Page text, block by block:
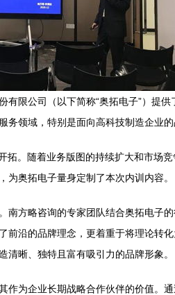
限公司（以下简称“奥拓电子”）提
领域，特别是面向高科技制造企业的
。随着业务版图的持续扩大和市场
奥拓电子量身定制了本次内训内容。
方略咨询的专家团队结合奥拓电子
沿的品牌理念，更着重于将理论转
晰、独特且富有吸引力的品牌形象。
为企业长期战略合作伙伴的价值。